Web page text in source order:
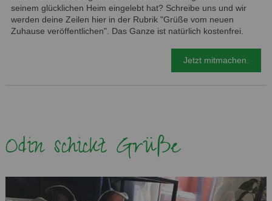
seinem glücklichen Heim eingelebt hat? Schreibe uns und wir
werden deine Zeilen hier in der Rubrik "Grüße vom neuen
Zuhause veröffentlichen". Das Ganze ist natürlich kostenfrei.
Jetzt mitmachen.
Odin schickt Grüße